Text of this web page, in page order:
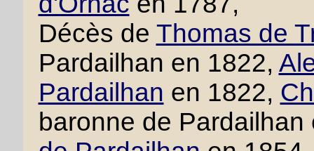
Décès de Thomas de
Pardailhan en 1822,
Pardailhan en 1822,
baronne de